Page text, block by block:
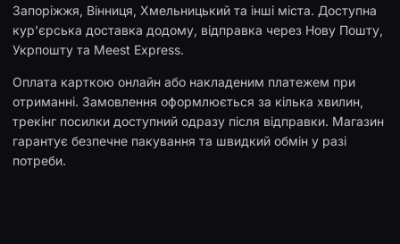
Запоріжжя, Вінниця, Хмельницький та інші міста. Доступна
кур'єрська доставка додому, відправка через Нову Пошту,
Укрпошту та Meest Express.
Оплата карткою онлайн або накладеним платежем при
отриманні. Замовлення оформлюється за кілька хвилин,
трекінг посилки доступний одразу після відправки. Магазин
гарантує безпечне пакування та швидкий обмін у разі
потреби.